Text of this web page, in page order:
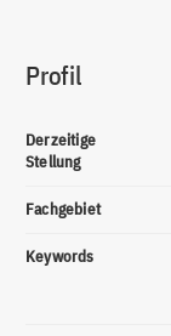
Profil
Derzeitige
Stellung
Fachgebiet
Keywords